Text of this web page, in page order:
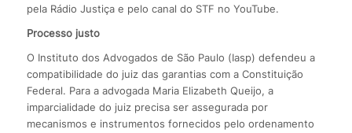
pela Rádio Justiça e pelo canal do STF no YouTube.
Processo justo
O Instituto dos Advogados de São Paulo (Iasp) defendeu a
compatibilidade do juiz das garantias com a Constituição
Federal. Para a advogada Maria Elizabeth Queijo, a
imparcialidade do juiz precisa ser assegurada por
mecanismos e instrumentos fornecidos pelo ordenamento